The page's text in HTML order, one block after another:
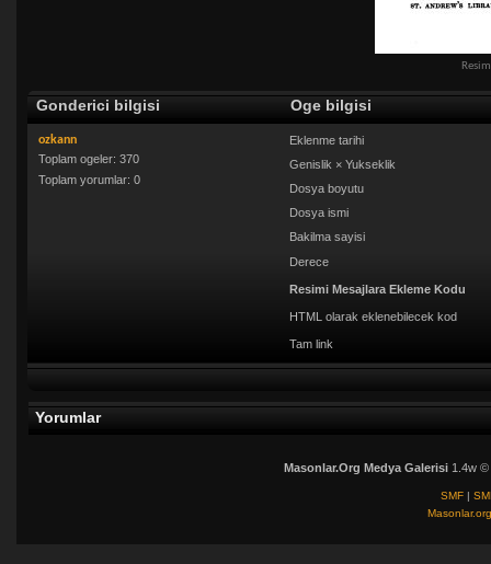
Gonderici bilgisi Oge bilgisi
ozkann
Toplam ogeler: 370
Toplam yorumlar: 0
Eklenme tarihi
Genislik × Yukseklik
Dosya boyutu
Dosya ismi
Bakilma sayisi
Derece
Resimi Mesajlara Ekleme Kodu
HTML olarak eklenebilecek kod
Tam link
Yorumlar
Masonlar.Org Medya Galerisi1.4w ©
SMF |
Masonlar.org